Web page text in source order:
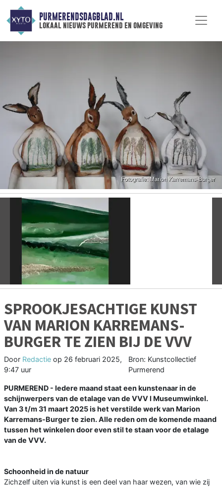
PURMERENDSDAGBLAD.NL
lokaal nieuws purmerend en omgeving
Vorige
SPROOKJESACHTIGE KUNST
VAN MARION KARREMANS-
BURGER TE ZIEN BIJ DE VVV
Door Redactie op 26 februari 2025,
9:47 uur
Bron: Kunstcollectief
Purmerend
PURMEREND - Iedere maand staat een kunstenaar in de
schijnwerpers van de etalage van de VVV l Museumwinkel.
Van 3 t/m 31 maart 2025 is het verstilde werk van Marion
Karremans-Burger te zien. Alle reden om de komende maand
tussen het winkelen door even stil te staan voor de etalage
van de VVV.
Schoonheid in de natuur
Zichzelf uiten via kunst is een deel van haar wezen, van wie zij